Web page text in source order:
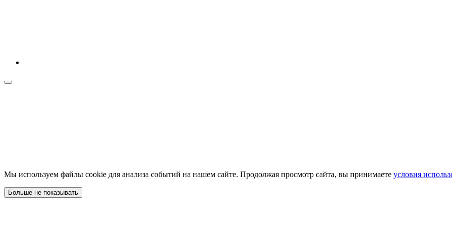
Мы используем файлы cookie для анализа событий на нашем сайте. Продолжая просмотр сайта, вы принимаете условия
Больше не показывать